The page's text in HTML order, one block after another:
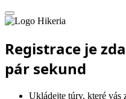
Hikeria
Registrace je
pár sekund
Ukládejte túry, které vás